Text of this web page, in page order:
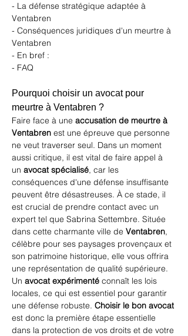
- La défense stratégique adaptée à
Ventabren
- Conséquences juridiques d'un meurtre à
Ventabren
- En bref :
- FAQ
Pourquoi choisir un avocat pour
meurtre à Ventabren ?
Faire face à une accusation de meurtre à
Ventabren est une épreuve que personne
ne veut traverser seul. Dans un moment
aussi critique, il est vital de faire appel à
un avocat spécialisé, car les
conséquences d'une défense insuffisante
peuvent être désastreuses. À ce stade, il
est crucial de prendre contact avec un
expert tel que Sabrina Settembre. Située
dans cette charmante ville de Ventabren,
célèbre pour ses paysages provençaux et
son patrimoine historique, elle vous offrira
une représentation de qualité supérieure.
Un avocat expérimenté connaît les lois
locales, ce qui est essentiel pour garantir
une défense robuste. Choisir le bon avocat
est donc la première étape essentielle
dans la protection de vos droits et de votre